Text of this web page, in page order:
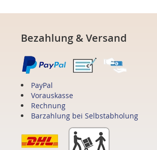
Bezahlung & Versand
PayPal
Vorauskasse
Rechnung
Barzahlung bei Selbstabholung